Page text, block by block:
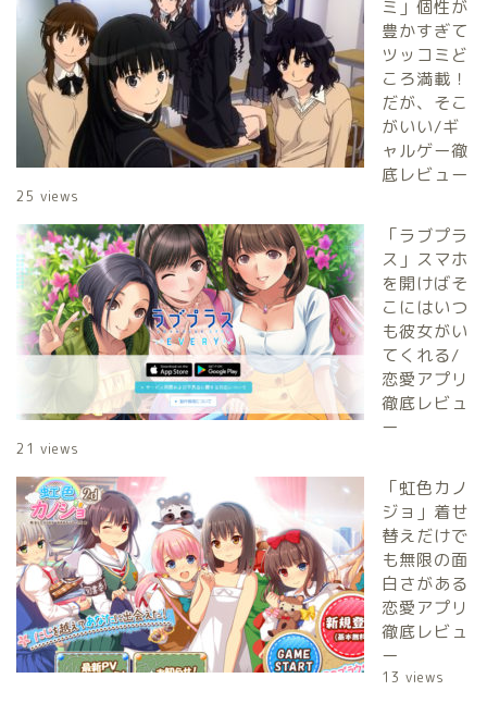
ミ」個性が
豊かすぎて
ツッコミど
ころ満載！
だが、そこ
がいい/ギ
ャルゲー徹
底レビュー
25 views
「ラブプラ
ス」スマホ
を開けばそ
こにはいつ
も彼女がい
てくれる/
恋愛アプリ
徹底レビュ
ー
21 views
「虹色カノ
ジョ」着せ
替えだけで
も無限の面
白さがある
恋愛アプリ
徹底レビュ
ー
13 views